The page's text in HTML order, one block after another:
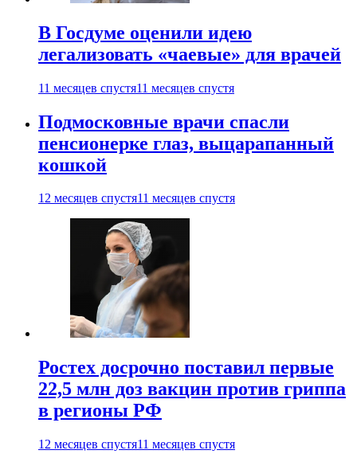
В Госдуме оценили идею
легализовать «чаевые» для врачей
11 месяцев спустя11 месяцев спустя
Подмосковные врачи спасли
пенсионерке глаз, выцарапанный
кошкой
12 месяцев спустя11 месяцев спустя
Ростех досрочно поставил первые
22,5 млн доз вакцин против гриппа
в регионы РФ
12 месяцев спустя11 месяцев спустя